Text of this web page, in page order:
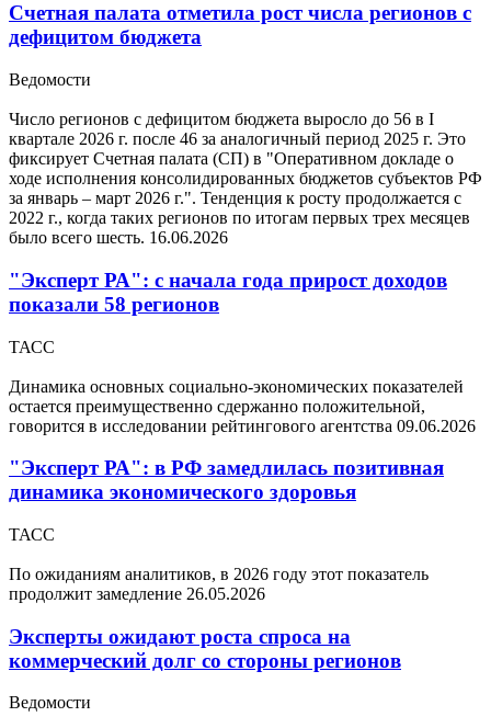
Счетная палата отметила рост числа регионов с
дефицитом бюджета
Ведомости
Число регионов с дефицитом бюджета выросло до 56 в I
квартале 2026 г. после 46 за аналогичный период 2025 г. Это
фиксирует Счетная палата (СП) в "Оперативном докладе о
ходе исполнения консолидированных бюджетов субъектов РФ
за январь – март 2026 г.". Тенденция к росту продолжается с
2022 г., когда таких регионов по итогам первых трех месяцев
было всего шесть. 16.06.2026
"Эксперт РА": с начала года прирост доходов
показали 58 регионов
ТАСС
Динамика основных социально-экономических показателей
остается преимущественно сдержанно положительной,
говорится в исследовании рейтингового агентства 09.06.2026
"Эксперт РА": в РФ замедлилась позитивная
динамика экономического здоровья
ТАСС
По ожиданиям аналитиков, в 2026 году этот показатель
продолжит замедление 26.05.2026
Эксперты ожидают роста спроса на
коммерческий долг со стороны регионов
Ведомости